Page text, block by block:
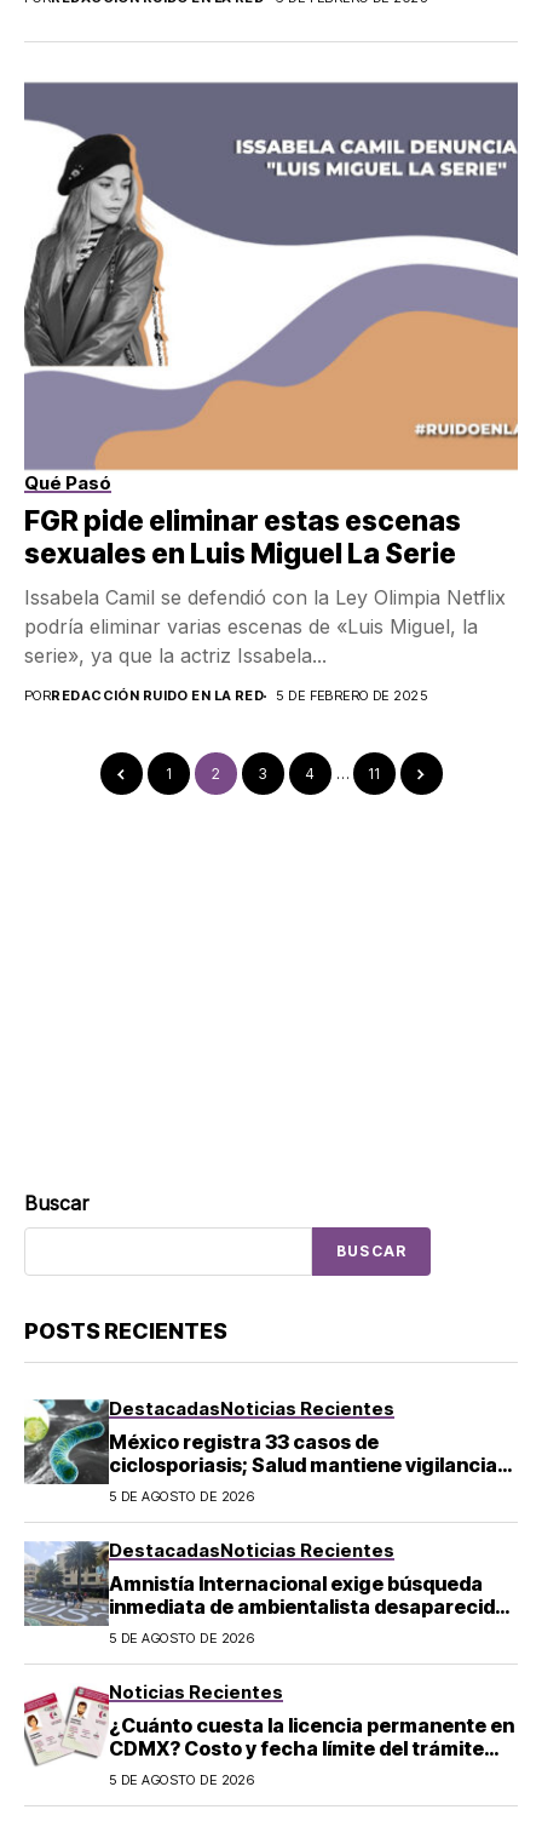
Qué Pasó
FGR pide eliminar estas escenas
sexuales en Luis Miguel La Serie
Issabela Camil se defendió con la Ley Olimpia Netflix
podría eliminar varias escenas de «Luis Miguel, la
serie», ya que la actriz Issabela...
PORREDACCIÓN RUIDO EN LA RED 5 DE FEBRERO DE 2025
1 2 3 4 … 11
Buscar
BUSCAR
POSTS RECIENTES
DestacadasNoticias Recientes
México registra 33 casos de
ciclosporiasis; Salud mantiene vigilancia
epidemiológica
5 DE AGOSTO DE 2026
DestacadasNoticias Recientes
Amnistía Internacional exige búsqueda
inmediata de ambientalista desaparecido
en Michoacán
5 DE AGOSTO DE 2026
Noticias Recientes
¿Cuánto cuesta la licencia permanente en
CDMX? Costo y fecha límite del trámite
2026
5 DE AGOSTO DE 2026